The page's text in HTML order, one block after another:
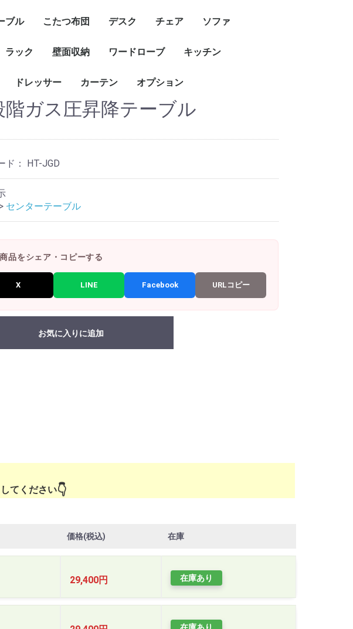
ブル こたつ布団 デスク チェア ソファ
ラック 壁面収納 ワードローブ キッチン
ドレッサー カーテン オプション
階ガス圧昇降テーブル
ド： HT-JGD
> センターテーブル
品をシェア・コピーする
X LINE Facebook URLコピー
お気に入りに追加
てください
価格(税込) 在庫
29,400円 在庫あり